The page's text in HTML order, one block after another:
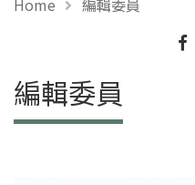
Home 編輯委員
編輯委員